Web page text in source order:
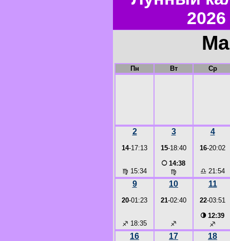
Пн Вт Ср
2
14-17:13
♍ 15:34
3
15-18:40
○14:38
♍
4
16-20:02
♎ 21:54
9
20-01:23
♐ 18:35
10
21-02:40
♐
11
22-03:51
◑12:39
♐
16 17 18